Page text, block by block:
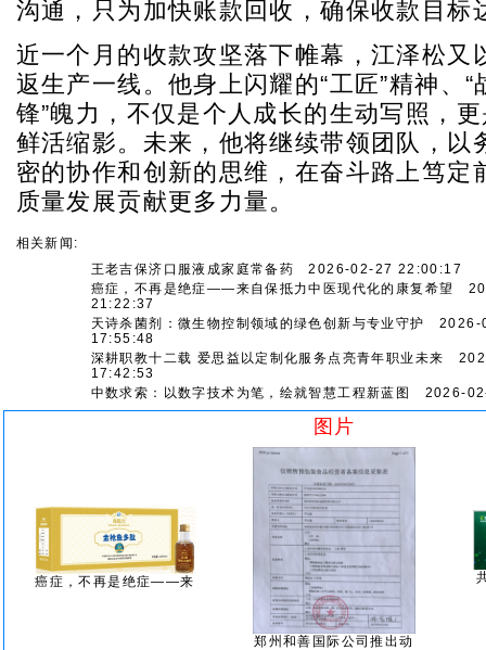
沟通，只为加快账款回收，确保收款目标
近一个月的收款攻坚落下帷幕，江泽松又
返生产一线。他身上闪耀的“工匠”精神、“
锋”魄力，不仅是个人成长的生动写照，
鲜活缩影。未来，他将继续带领团队，以
密的协作和创新的思维，在奋斗路上笃定
质量发展贡献更多力量。
相关新闻:
王老吉保济口服液成家庭常备药 2026-02-27 22:00:17
癌症，不再是绝症——来自保抵力中医现代化的康复希望
21:22:37
天诗杀菌剂：微生物控制领域的绿色创新与专业守护
2026-
17:55:48
深耕职教十二载 爱思益以定制化服务点亮青年职业未来
17:42:53
中数求索：以数字技术为笔，绘就智慧工程新蓝图
2026-
图片
癌症，不再是绝症——来
郑州和善国际公司推出动